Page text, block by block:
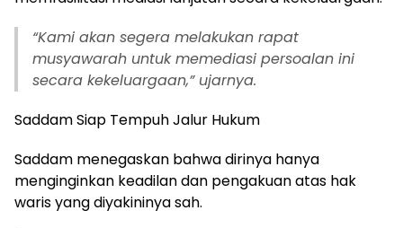
“Kami akan segera melakukan rapat
musyawarah untuk memediasi persoalan ini
secara kekeluargaan,” ujarnya.
Saddam Siap Tempuh Jalur Hukum
Saddam menegaskan bahwa dirinya hanya
menginginkan keadilan dan pengakuan atas hak
waris yang diyakininya sah.